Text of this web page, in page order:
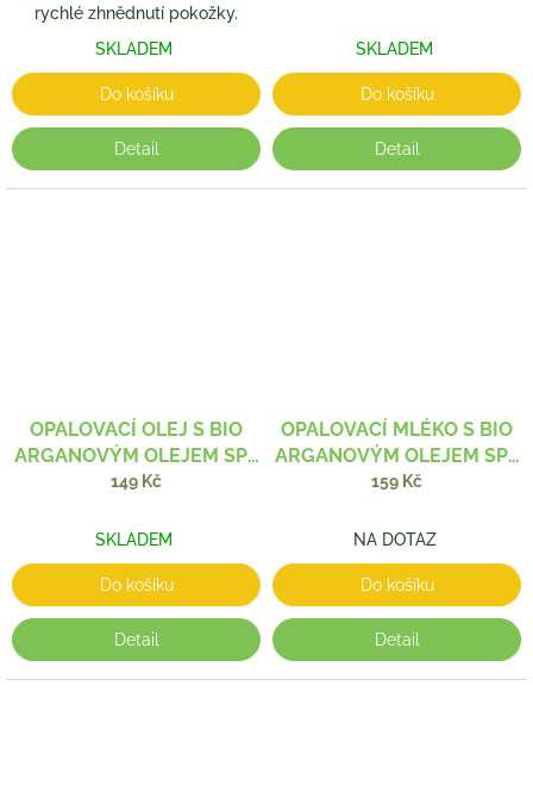
rychlé zhnědnutí pokožky.
SKLADEM
Do košíku
Detail
SKLADEM
Do košíku
Detail
OPALOVACÍ OLEJ S BIO
ARGANOVÝM OLEJEM SPF
30 100 ML
149 Kč
SKLADEM
Do košíku
Detail
OPALOVACÍ MLÉKO S BIO
ARGANOVÝM OLEJEM SPF
30 200 ML
159 Kč
NA DOTAZ
Do košíku
Detail